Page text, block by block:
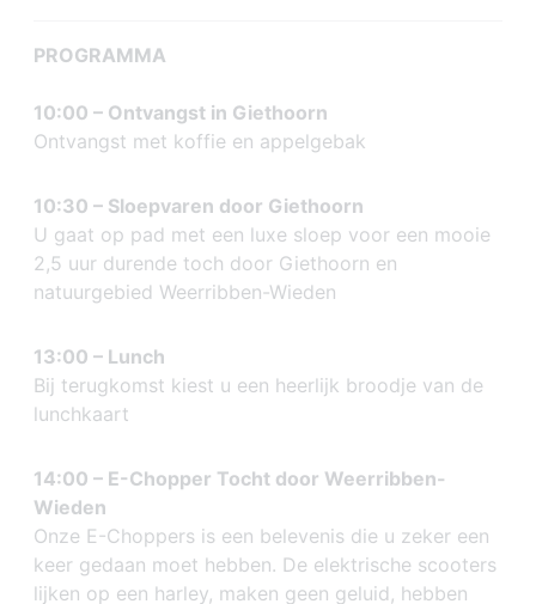
PROGRAMMA
10:00 – Ontvangst in Giethoorn
Ontvangst met koffie en appelgebak
10:30 – Sloepvaren door Giethoorn
U gaat op pad met een luxe sloep voor een mooie
2,5 uur durende toch door Giethoorn en
natuurgebied Weerribben-Wieden
13:00 – Lunch
Bij terugkomst kiest u een heerlijk broodje van de
lunchkaart
14:00 – E-Chopper Tocht door Weerribben-
Wieden
Onze E-Choppers is een belevenis die u zeker een
keer gedaan moet hebben. De elektrische scooters
lijken op een harley, maken geen geluid, hebben